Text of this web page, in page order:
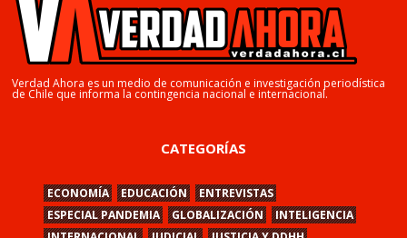
Verdad Ahora es un medio de comunicación e investigación periodística
de Chile que informa la contingencia nacional e internacional.
CATEGORÍAS
ECONOMÍA EDUCACIÓN
ENTREVISTAS
ESPECIAL PANDEMIA
GLOBALIZACIÓN
INTELIGENCIA